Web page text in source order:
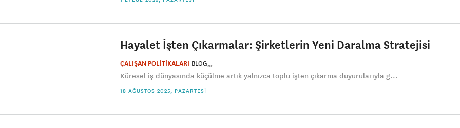
Hayalet İşten Çıkarmalar: Şirketlerin Yeni Daralma Stratejisi
ÇALIŞAN POLİTİKALARI BLOG
Küresel iş dünyasında küçülme artık yalnızca toplu işten çıkarma duyurularıyla g...
18 AĞUSTOS 2025, PAZARTESI